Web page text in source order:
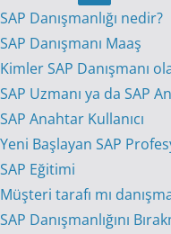
SAP Danışmanlığı nedir?
SAP Danışmanı Maaş
Kimler SAP Danışmanı
SAP Uzmanı ya da SAP
SAP Anahtar Kullanıcı
Yeni Başlayan SAP
SAP Eğitimi
Müşteri tarafı mı
SAP Danışmanlığını